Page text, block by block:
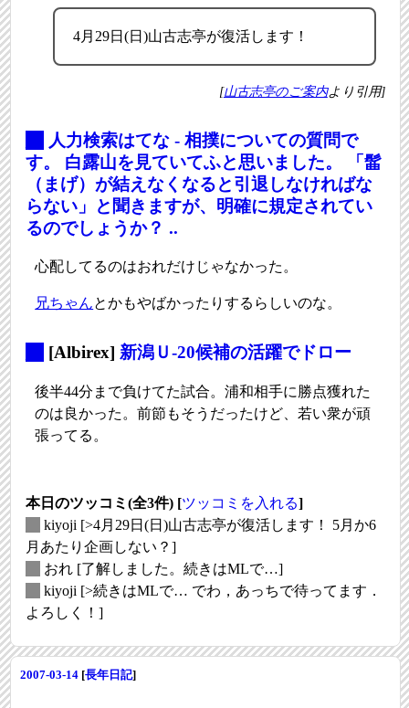
4月29日(日)山古志亭が復活します！
[山古志亭のご案内より引用]
人力検索はてな - 相撲についての質問で
す。 白露山を見ていてふと思いました。 「髷
（まげ）が結えなくなると引退しなければな
らない」と聞きますが、明確に規定されてい
るのでしょうか？ ..
心配してるのはおれだけじゃなかった。
兄ちゃんとかもやばかったりするらしいのな。
[Albirex] 新潟Ｕ-20候補の活躍でドロー
後半44分まで負けてた試合。浦和相手に勝点獲れた
のは良かった。前節もそうだったけど、若い衆が頑
張ってる。
本日のツッコミ(全3件) [ツッコミを入れる]
kiyoji [>4月29日(日)山古志亭が復活します！ 5月か6
月あたり企画しない？]
おれ [了解しました。続きはMLで…]
kiyoji [>続きはMLで… でわ，あっちで待ってます．
よろしく！]
2007-03-14 [長年日記]